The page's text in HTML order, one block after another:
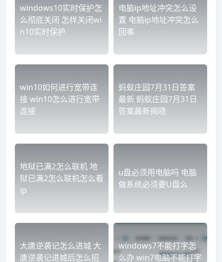
windows10实时保护怎
么彻底关闭 怎样关闭wi
n10实时保护
电脑ip地址冲突怎么设
置 电脑ip地址冲突怎么
回事
win10如何进行宽带连
接 win10怎么进行宽带
连接
蚂蚁庄园7月31日答案
最新 蚂蚁庄园7月31日
答案最新揭晓
地狱已满2怎么联机 地
狱已满2怎么联机怎么看
ip
u盘必须用电脑吗 电脑
做系统必须要U盘么
大唐逆袭记怎么进城 大
唐逆袭记进城后怎么招
windows7不能打字怎
么办 win7电脑不能打字